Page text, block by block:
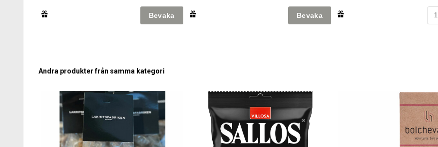
Andra produkter från samma kategori